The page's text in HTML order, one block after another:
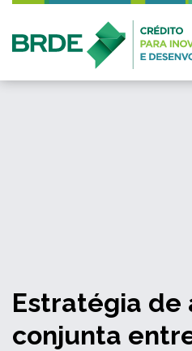
Estratégia de
conjunta